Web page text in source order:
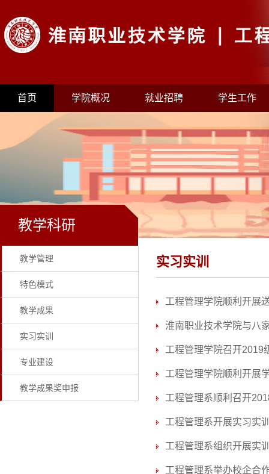
首页 学院概况 就业招聘 学生工作
教学科研
教学管理
特色模式
教学成果
实习实训
专业建设
教学成果奖申报
实习实训
工程管理学院顺利开展
淮南职业技术学院与八
工程管理学院召开2019
工程管理学院顺利开展
工程管理系顺利召开
工程管理系开展实习实
工程管理系组织开展实
工程管理系举办校企合